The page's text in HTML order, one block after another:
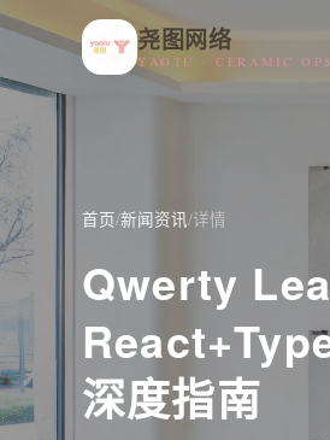
尧图网络
YAOTU · CERAMIC OPS
首页/新闻资讯/详情
Qwerty
深度指南